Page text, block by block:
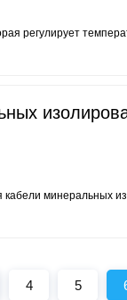
регулирует
кабели минеральных
4 5